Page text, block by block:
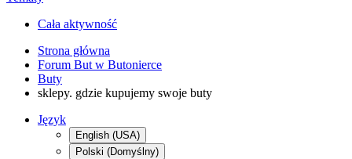
Cała aktywność
Strona główna
Forum But w Butonierce
Buty
sklepy. gdzie kupujemy swoje buty
Język
English (USA)
Polski (Domyślny)